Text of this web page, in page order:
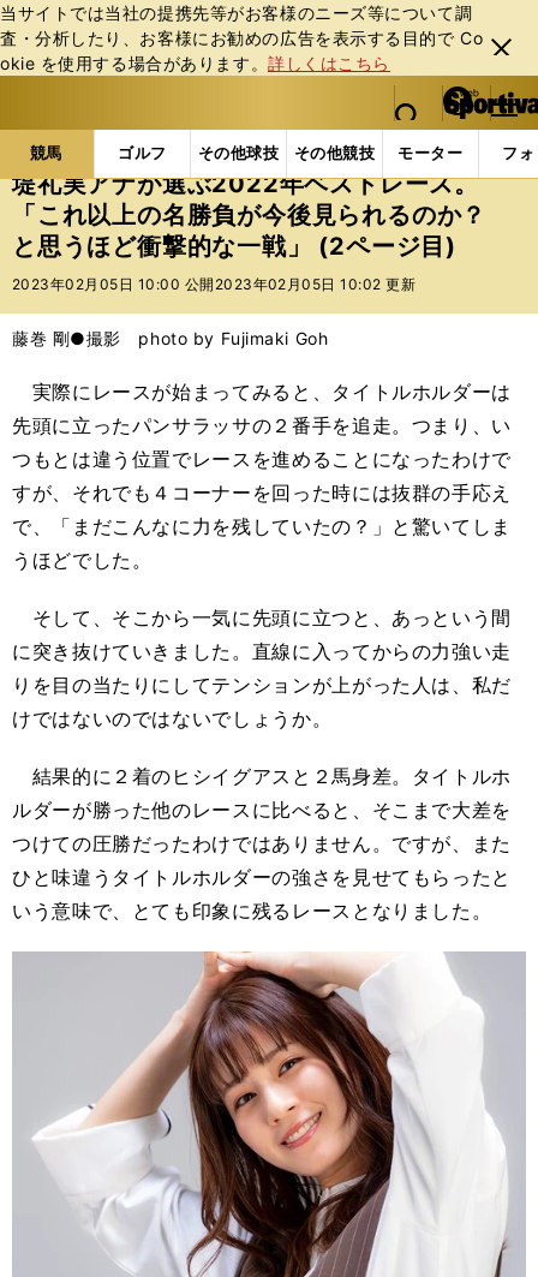
当サイトでは当社の提携先等がお客様のニーズ等について調
査・分析したり、お客様にお勧めの広告を表⽰する⽬的で Co
okie を使⽤する場合があります。詳しくはこちら
閉じ
る
web Sportiva (webスポルティーバ)
検索
マイペ
ー
ジ
メニュ
競馬 ゴルフ その他球技 その他競技 モーター フ
b
ス
ポ
ル
テ
ー
バ
競馬の記事一覧 競馬 堤礼実アナが選ぶ2022年ベ
堤礼実アナが選ぶ2022年ベストレース。
「これ以上の名勝負が今後見られるのか？
と思うほど衝撃的な一戦」 (2ページ目)
2023年02月05日 10:00 公開 2023年02月05日 10:02 更新
藤巻 剛●撮影 photo by Fujimaki Goh
実際にレースが始まってみると、タイトルホルダーは
先頭に立ったパンサラッサの２番手を追走。つまり、い
つもとは違う位置でレースを進めることになったわけで
すが、それでも４コーナーを回った時には抜群の手応え
で、「まだこんなに力を残していたの？」と驚いてしま
うほどでした。
そして、そこから一気に先頭に立つと、あっという間
に突き抜けていきました。直線に入ってからの力強い走
りを目の当たりにしてテンションが上がった人は、私だ
けではないのではないでしょうか。
結果的に２着のヒシイグアスと２馬身差。タイトルホ
ルダーが勝った他のレースに比べると、そこまで大差を
つけての圧勝だったわけではありません。ですが、また
ひと味違うタイトルホルダーの強さを見せてもらったと
いう意味で、とても印象に残るレースとなりました。